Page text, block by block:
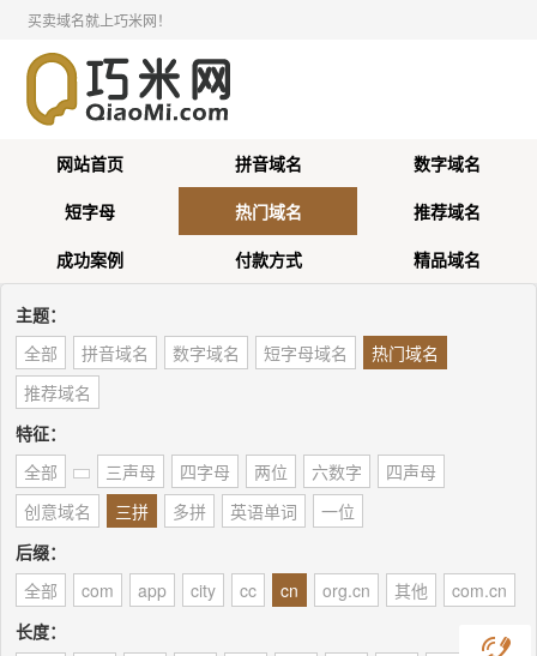
买卖域名就上巧米网！
网站首页 拼音域名
数字域名
短字母
热门域名
推荐域名
成功案例
付款方式 精品域名
主题：
全部
拼音域名 数字域名 短字母域名
热门域名
推荐域名
特征：
全部
三声母 四字母 两位 六数字
四声母
创意域名
三拼 多拼 英语单词
一位
后缀：
全部
com app city cc cn org.cn 其他
com.cn
长度：